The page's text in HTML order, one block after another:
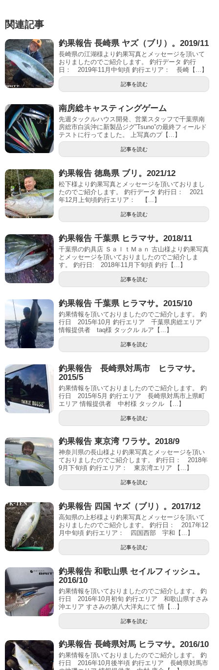
関連記事
釣果報告 長崎県 ヤズ（ブリ）。2019/11
長崎県の江湖様より釣果写真とメッセージを頂いて
おりましたのでご紹介します。 釣行データ 釣行
日： 2019年11月中旬頃 釣行エリア： 長崎【...】
記事を読む
南房総キャスティングゲーム
先週タックルハウス開発、営業スタッフで千葉県南
房総市白浜沖に新製品ジグ”Tsuno”の最終フィールド
テストに行ってました。 上写真のプ【...】
記事を読む
釣果報告 徳島県 ブリ。2021/12
松下様より釣果写真とメッセージを頂いておりまし
たのでご紹介します。 釣行データ 釣行日： 2021
年12月上旬頃釣行エリア： 【...】
記事を読む
釣果報告 千葉県 ヒラマサ。2018/11
千葉県の釣具店 ＳａｌｔＭａｎ 古山様より釣果写真
とメッセージを頂いておりましたのでご紹介しま
す。 釣行日: 2018年11月下旬頃 釣行【...】
記事を読む
釣果報告 千葉県 ヒラマサ。2015/10
釣果情報を頂いておりましたのでご紹介します。 釣
行日 2015年10月 釣行エリア 千葉県房総エリア
情報提供者 taq様 タックル ルア【...】
記事を読む
釣果報告 長崎県対馬市 ヒラマサ。
2015/5
釣果情報を頂いておりましたのでご紹介します。 釣
行日 2015年5月 釣行エリア 長崎県対馬市上県町
エリア 情報提供者 中村様 タックル 【...】
記事を読む
釣果報告 東京湾 ワラサ。2018/9
神奈川県の長山様より釣果写真とメッセージを頂い
ておりましたのでご紹介します。 釣行日： 2018年
9月下旬頃 釣行エリア： 東京湾エリア 【...】
記事を読む
釣果報告 四国 ヤズ（ブリ）。2017/12
高知県の上杉様より釣果写真とメッセージを頂いて
おりましたのでご紹介します。 釣行日： 2017年12
月中旬頃 釣行エリア： 四国西部 宇和【...】
記事を読む
釣果報告 和歌山県 セイルフィッシュ。
2016/10
釣果情報を頂いておりましたのでご紹介します。 釣
行日 2016年10月初旬 釣行エリア 和歌山県すさみ
沖エリア すさみの第八大洋丸にて 情【...】
記事を読む
釣果報告 長崎県対馬 ヒラマサ。2016/10
釣果情報を頂いておりましたのでご紹介します。 釣
行日 2016年10月後半頃 釣行エリア 長崎県対馬市